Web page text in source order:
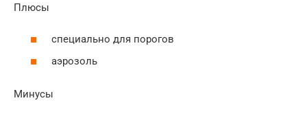
Плюсы
специально для порогов
аэрозоль
Минусы